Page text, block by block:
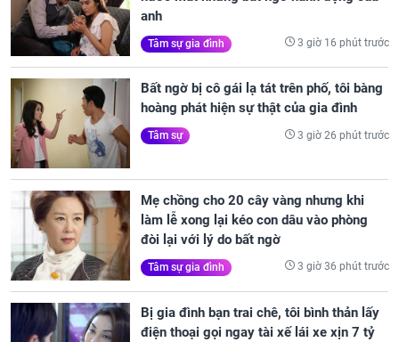
anh
Tâm sự gia đình 3 giờ 16 phút trước
Bất ngờ bị cô gái lạ tát trên phố, tôi bàng
hoàng phát hiện sự thật của gia đình
Tâm sự 3 giờ 26 phút trước
Mẹ chồng cho 20 cây vàng nhưng khi
làm lễ xong lại kéo con dâu vào phòng
đòi lại với lý do bất ngờ
Tâm sự gia đình 3 giờ 36 phút trước
Bị gia đình bạn trai chê, tôi bình thản lấy
điện thoại gọi ngay tài xế lái xe xịn 7 tỷ